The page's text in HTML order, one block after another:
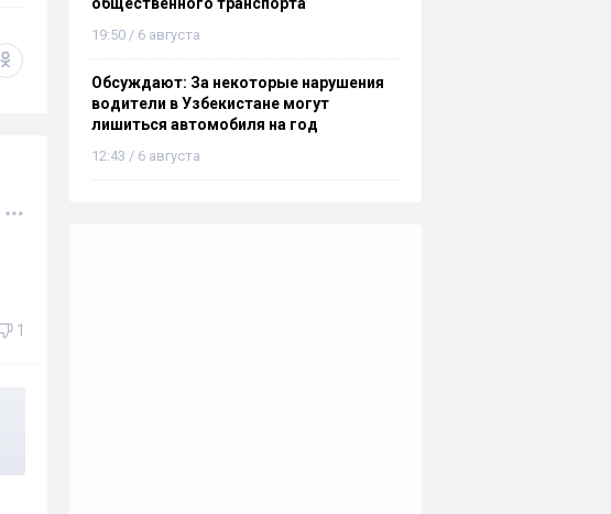
1
общественного транспорта
19:50 / 6 августа
Обсуждают: За некоторые нарушения
водители в Узбекистане могут
лишиться автомобиля на год
12:43 / 6 августа